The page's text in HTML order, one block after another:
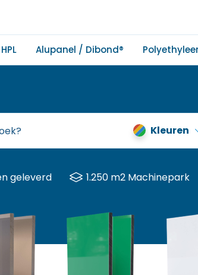
Alupanel / Dibond®
Kleuren
geleverd 1.250 m2 Machinepark